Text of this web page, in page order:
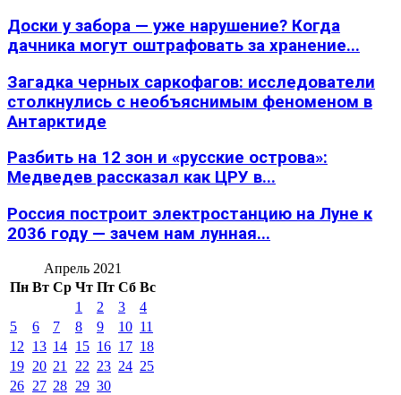
Доски у забора — уже нарушение? Когда
дачника могут оштрафовать за хранение...
Загадка черных саркофагов: исследователи
столкнулись с необъяснимым феноменом в
Антарктиде
Разбить на 12 зон и «русские острова»:
Медведев рассказал как ЦРУ в...
Россия построит электростанцию на Луне к
2036 году — зачем нам лунная...
Апрель 2021
Пн Вт Ср Чт Пт Сб Вс
1
2 3
4
5
6 7 8 9 10 11
12
13 14 15 16 17 18
19 20 21 22 23 24 25
26 27 28 29 30